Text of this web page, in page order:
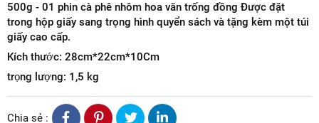
500g - 01 phin cà phê nhôm hoa văn trống đồng Được đặt
trong hộp giấy sang trọng hình quyển sách và tặng kèm một túi
giấy cao cấp.
Kích thước: 28cm*22cm*10Cm
trọng lượng: 1,5 kg
Chia sẻ :